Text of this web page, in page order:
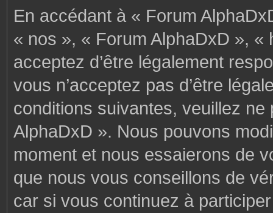
En accédant à « Forum
« nos », « Forum AlphaDxD »,
acceptez d’être légalement
vous n’acceptez pas d’être
conditions suivantes, veuillez
AlphaDxD ». Nous pouvons
moment et nous essaierons de
que nous vous conseillons de
car si vous continuez à